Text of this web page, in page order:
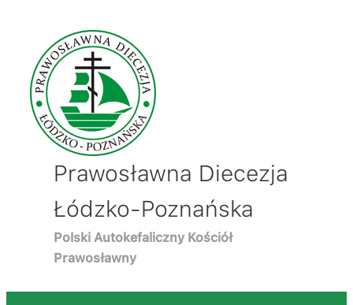
Prawosławna Diecezja
Łódzko-Poznańska
Polski Autokefaliczny Kościół
Prawosławny